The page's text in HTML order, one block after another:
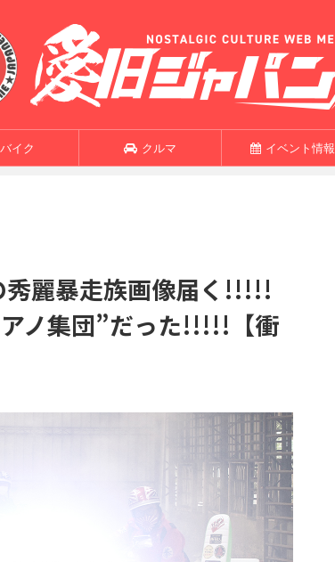
バイク クルマ イベント情報
秀麗暴走族画像届く!!!!!
ノ集団”だった!!!!!【衝